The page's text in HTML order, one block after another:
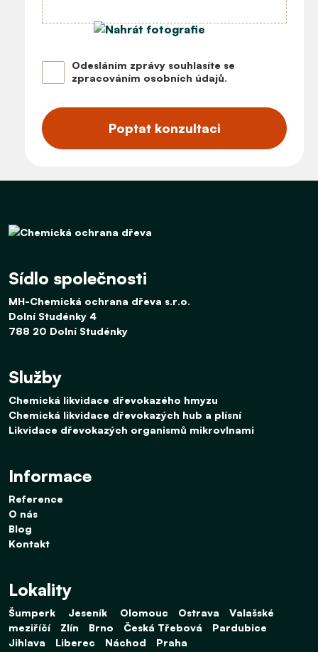
Odesláním zprávy souhlasíte se
zpracováním osobních údajů.
Poptat konzultaci
Sídlo společnosti
MH-Chemická ochrana dřeva s.r.o.
Dolní Studénky 4
788 20 Dolní Studénky
Služby
Chemická likvidace dřevokazého hmyzu
Chemická likvidace dřevokazých hub a plísní
Likvidace dřevokazých organismů mikrovlnami
Informace
Reference
O nás
Blog
Kontakt
Lokality
Šumperk Jeseník Olomouc Ostrava
Valašské
meziříčí
Zlín Brno Česká Třebová
Pardubice
Jihlava
Liberec Náchod Praha